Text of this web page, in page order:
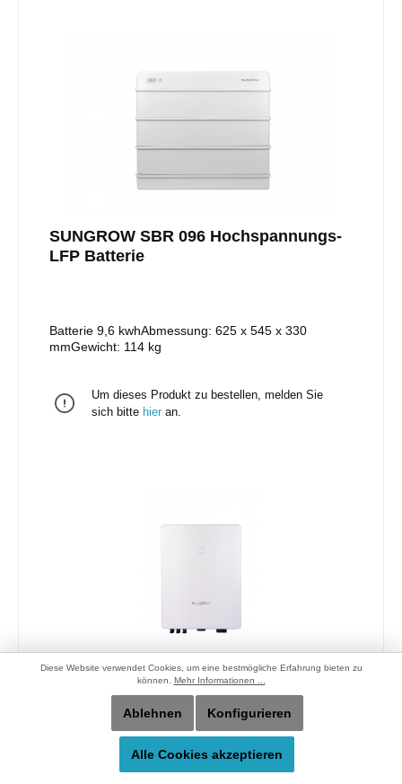
Batteriekapazität (nutzbar): 20,0 kWh• Zeitfenster
Nennspannung: 281,6 V• Schutzklasse: IP55•
Gewicht: BCU + Sockel 16,0 kg, 4 x Speicher je 48,0
SUNGROW SBR 096 Hochspannungs-
LFP Batterie
Batterie 9,6 kwhAbmessung: 625 x 545 x 330
mmGewicht: 114 kg
Um dieses Produkt zu bestellen, melden Sie
sich bitte hier an.
SUNGROW SG 7.0 RT-V115
Diese Website verwendet Cookies, um eine bestmögliche Erfahrung bieten zu
können. Mehr Informationen ...
Ablehnen Konfigurieren
Alle Cookies akzeptieren